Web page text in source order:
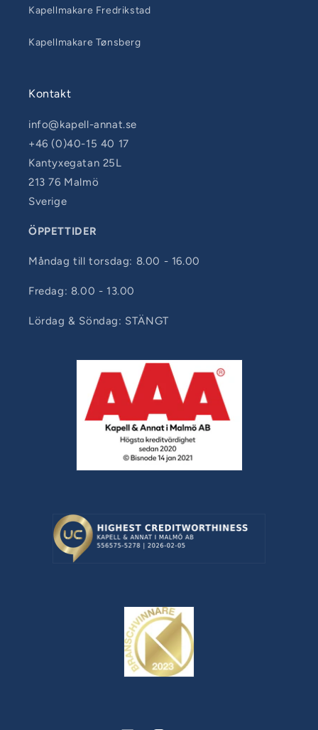
Kapellmakare Fredrikstad
Kapellmakare Tønsberg
Kontakt
info@kapell-annat.se
+46 (0)40-15 40 17
Kantyxegatan 25L
213 76 Malmö
Sverige
ÖPPETTIDER
Måndag till torsdag: 8.00 - 16.00
Fredag: 8.00 - 13.00
Lördag & Söndag: STÄNGT